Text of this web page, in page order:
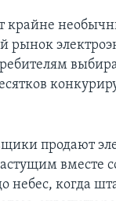
крайне
рынок
продают
вместе
небес, когда